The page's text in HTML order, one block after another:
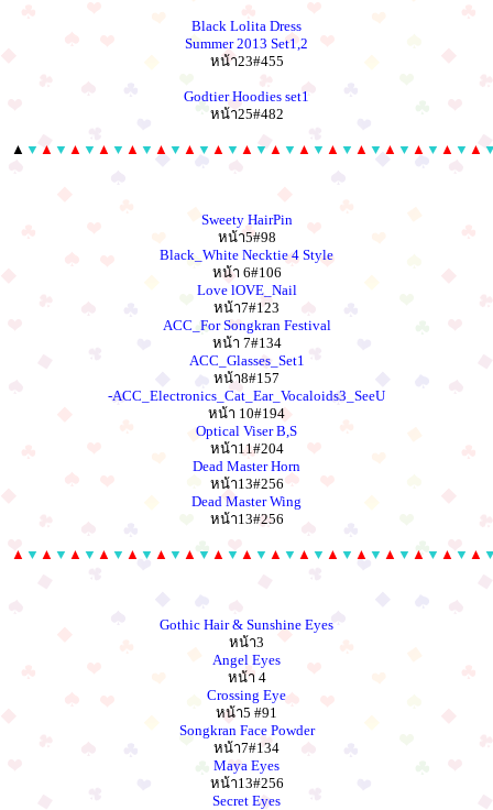
Black Lolita Dress
Summer 2013 Set1,2
หน้า23#455
Godtier Hoodies set1
หน้า25#482
▲ ▼ ▲ ▼ ▲ ▼ ▲ ▼ ▲ ▼ ▲ ▼ ▲ ▼ ▲ ▼ ▲ ▼ ▲ ▼ ▲ ▼ ▲ ▼ ▲ ▼ ▲ ▼ ▲ ▼ ▲ ▼ ▲
Sweety HairPin
หน้า5#98
Black_White Necktie 4 Style
หน้า 6#106
Love lOVE_Nail
หน้า7#123
ACC_For Songkran Festival
หน้า 7#134
ACC_Glasses_Set1
หน้า8#157
-ACC_Electronics_Cat_Ear_Vocaloids3_SeeU
หน้า 10#194
Optical Viser B,S
หน้า11#204
Dead Master Horn
หน้า13#256
Dead Master Wing
หน้า13#256
▲ ▼ ▲ ▼ ▲ ▼ ▲ ▼ ▲ ▼ ▲ ▼ ▲ ▼ ▲ ▼ ▲ ▼ ▲ ▼ ▲ ▼ ▲ ▼ ▲ ▼ ▲ ▼ ▲ ▼ ▲ ▼ ▲
Gothic Hair & Sunshine Eyes
หน้า3
Angel Eyes
หน้า 4
Crossing Eye
หน้า5 #91
Songkran Face Powder
หน้า7#134
Maya Eyes
หน้า13#256
Secret Eyes